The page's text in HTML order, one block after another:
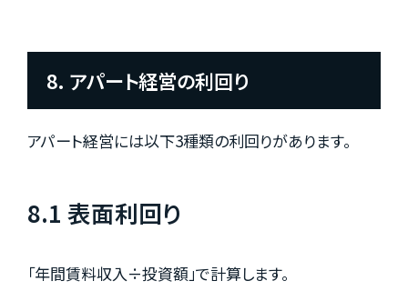
8. アパート経営の利回り
アパート経営には以下3種類の利回りがあります。
8.1 表面利回り
「年間賃料収入÷投資額」で計算します。